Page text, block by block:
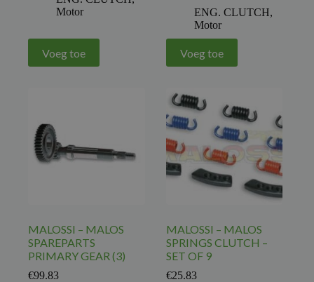
Motor
Voeg toe
ENG. CLUTCH,
Motor
Voeg toe
MALOSSI – MALOS
SPAREPARTS
PRIMARY GEAR (3)
€99.83
MALOSSI – MALOS
SPRINGS CLUTCH –
SET OF 9
€25.83